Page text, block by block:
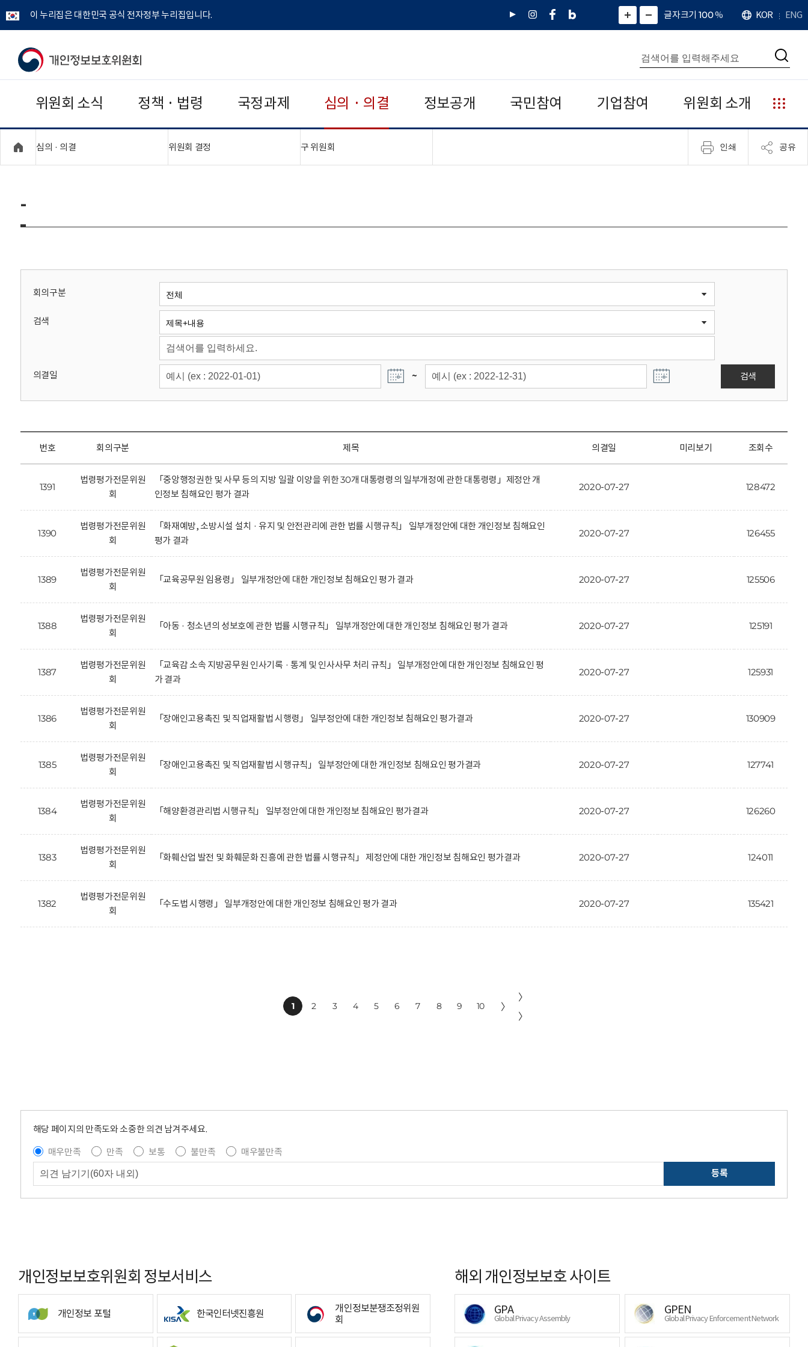
이 누리집은 대한민국 공식 전자정부 누리집입니다.
유
인
페
네
그
)
화
면
면
소
확
대
치
글자크기 100%
언
어
KOR ENG
개
보
보
위
회
통
합
검
색
검
위원회 소식 정책 · 법령 국정과제 심의 · 의결 정보공개 국민참여 기업참여 위원회 소개
누
리
집
안
심의 · 의결 위원회 결정 구 위원회 인쇄 공유
-
회의구분
검색
의결일 ~ 검색
번호 회의구분 제목 의결일 미리보기 조회수
1391
법령평가전문위원
회
「중앙행정권한 및 사무 등의 지방 일괄 이양을 위한 30개 대통령령의 일부개정에 관한 대통령령」제정안 개
인정보 침해요인 평가 결과
2020-07-27 128472
1390
법령평가전문위원
회
「화재예방, 소방시설 설치 · 유지 및 안전관리에 관한 법률 시행규칙」 일부개정안에 대한 개인정보 침해요인
평가 결과
2020-07-27 126455
1389
법령평가전문위원
회
「교육공무원 임용령」 일부개정안에 대한 개인정보 침해요인 평가 결과 2020-07-27 125506
1388
법령평가전문위원
회
「아동 · 청소년의 성보호에 관한 법률 시행규칙」 일부개정안에 대한 개인정보 침해요인 평가 결과 2020-07-27 125191
1387
법령평가전문위원
회
「교육감 소속 지방공무원 인사기록 · 통계 및 인사사무 처리 규칙」 일부개정안에 대한 개인정보 침해요인 평
가 결과
2020-07-27 125931
1386
법령평가전문위원
회
「장애인고용촉진 및 직업재활법 시행령」 일부정안에 대한 개인정보 침해요인 평가결과 2020-07-27 130909
1385
법령평가전문위원
회
「장애인고용촉진 및 직업재활법 시행규칙」 일부정안에 대한 개인정보 침해요인 평가결과 2020-07-27 127741
1384
법령평가전문위원
회
「해양환경관리법 시행규칙」 일부정안에 대한 개인정보 침해요인 평가결과 2020-07-27 126260
1383
법령평가전문위원
회
「화훼산업 발전 및 화훼문화 진흥에 관한 법률 시행규칙」 제정안에 대한 개인정보 침해요인 평가결과 2020-07-27 124011
1382
법령평가전문위원
회
「수도법 시행령」 일부개정안에 대한 개인정보 침해요인 평가 결과 2020-07-27 135421
1 2 3 4 5 6 7 8 9 10 〉
〉
〉
해당 페이지의 만족도와 소중한 의견 남겨주세요.
매우만족
만족 보통 불만족
매우불만족
등록
개인정보보호위원회 정보서비스
개인정보 포털 한국인터넷진흥원
개인정보분쟁조정위원
회
해외 개인정보보호 사이트
GPA
Global Privacy Assembly
GPEN
Global Privacy Enforcement Network